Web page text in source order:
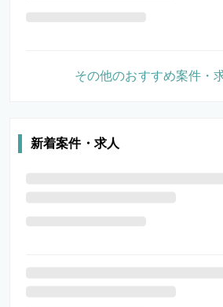
その他のおすすめ案件・
新着案件・求人